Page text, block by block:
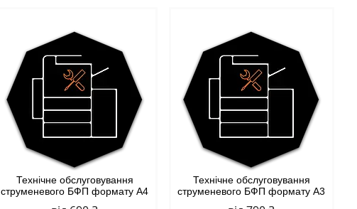
Технічне обслуговування
струменевого БФП формату А4
Технічне обслуговування
струменевого БФП формату А3